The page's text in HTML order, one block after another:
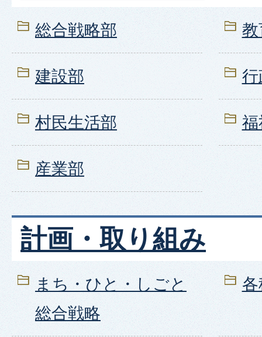
総合戦略部 教
建設部 行
村民生活部 福
産業部
計画・取り組み
まち・ひと・しごと
総合戦略